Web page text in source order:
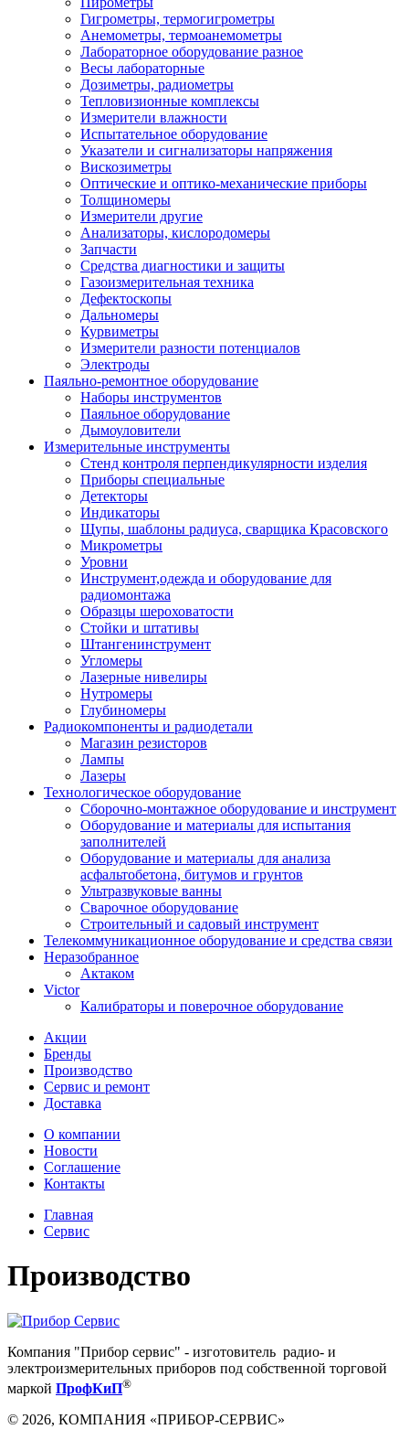
Гигрометры, термогигрометры
Анемометры, термоанемометры
Лабораторное оборудование разное
Весы лабораторные
Дозиметры, радиометры
Тепловизионные комплексы
Измерители влажности
Испытательное оборудование
Указатели и сигнализаторы напряжения
Вискозиметры
Оптические и оптико-механические приборы
Толщиномеры
Измерители другие
Анализаторы, кислородомеры
Запчасти
Средства диагностики и защиты
Газоизмерительная техника
Дефектоскопы
Дальномеры
Курвиметры
Измерители разности потенциалов
Электроды
Паяльно-ремонтное оборудование
Наборы инструментов
Паяльное оборудование
Дымоуловители
Измерительные инструменты
Стенд контроля перпендикулярности изделия
Приборы специальные
Детекторы
Индикаторы
Щупы, шаблоны радиуса, сварщика Красовского
Микрометры
Уровни
Инструмент,одежда и оборудование для
радиомонтажа
Образцы шероховатости
Стойки и штативы
Штангенинструмент
Угломеры
Лазерные нивелиры
Нутромеры
Глубиномеры
Радиокомпоненты и радиодетали
Магазин резисторов
Лампы
Лазеры
Технологическое оборудование
Сборочно-монтажное оборудование и инструмент
Оборудование и материалы для испытания
заполнителей
Оборудование и материалы для анализа
асфальтобетона, битумов и грунтов
Ультразвуковые ванны
Сварочное оборудование
Строительный и садовый инструмент
Телекоммуникационное оборудование и средства связи
Неразобранное
Актаком
Victor
Калибраторы и поверочное оборудование
Акции
Бренды
Производство
Сервис и ремонт
Доставка
О компании
Новости
Соглашение
Контакты
Главная
Сервис
Производство
Компания "Прибор сервис" - изготовитель радио- и
электроизмерительных приборов под собственной торговой
маркой ПрофКиП®
© 2026, КОМПАНИЯ «ПРИБОР-СЕРВИС»